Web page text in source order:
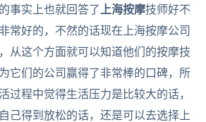
事实上也就回答了 上海按摩技师好不
常好的，不然的话现在上海按摩公司
从这个方面就可以知道他们的按摩技
它们的公司赢得了非常棒的口碑，所
过程中觉得生活压力是比较大的话，
己得到放松的话，还是可以去选择上